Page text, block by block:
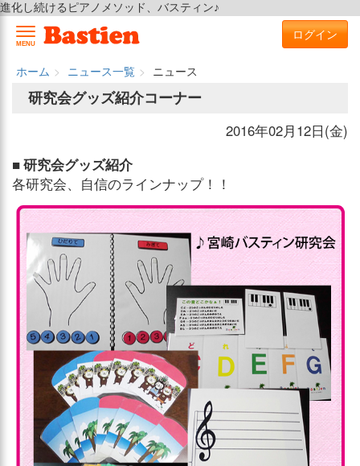
進化し続けるピアノメソッド、バスティン♪
MENU
ログイン
ホーム ニュース一覧
ニュース
研究会グッズ紹介コーナー
2016年02月12日(金)
■ 研究会グッズ紹介
各研究会、自信のラインナップ！！